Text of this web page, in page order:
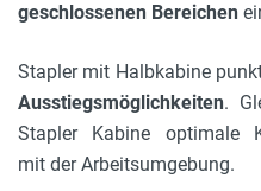
geschlossenen Bereichen
Stapler mit Halbkabine
Ausstiegsmöglichkeiten.
Stapler Kabine optimale
mit der Arbeitsumgebung.